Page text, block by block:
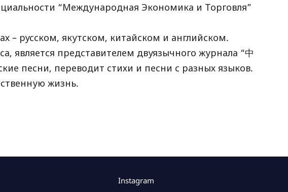
“Международная Экономика и Торговля”
– русском, якутском, китайском и английском.
является представителем двуязычного журнала “中
песни, переводит стихи и песни с разных языков.
жизнь.
Instagram